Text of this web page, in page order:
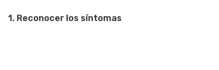
1. Reconocer los síntomas